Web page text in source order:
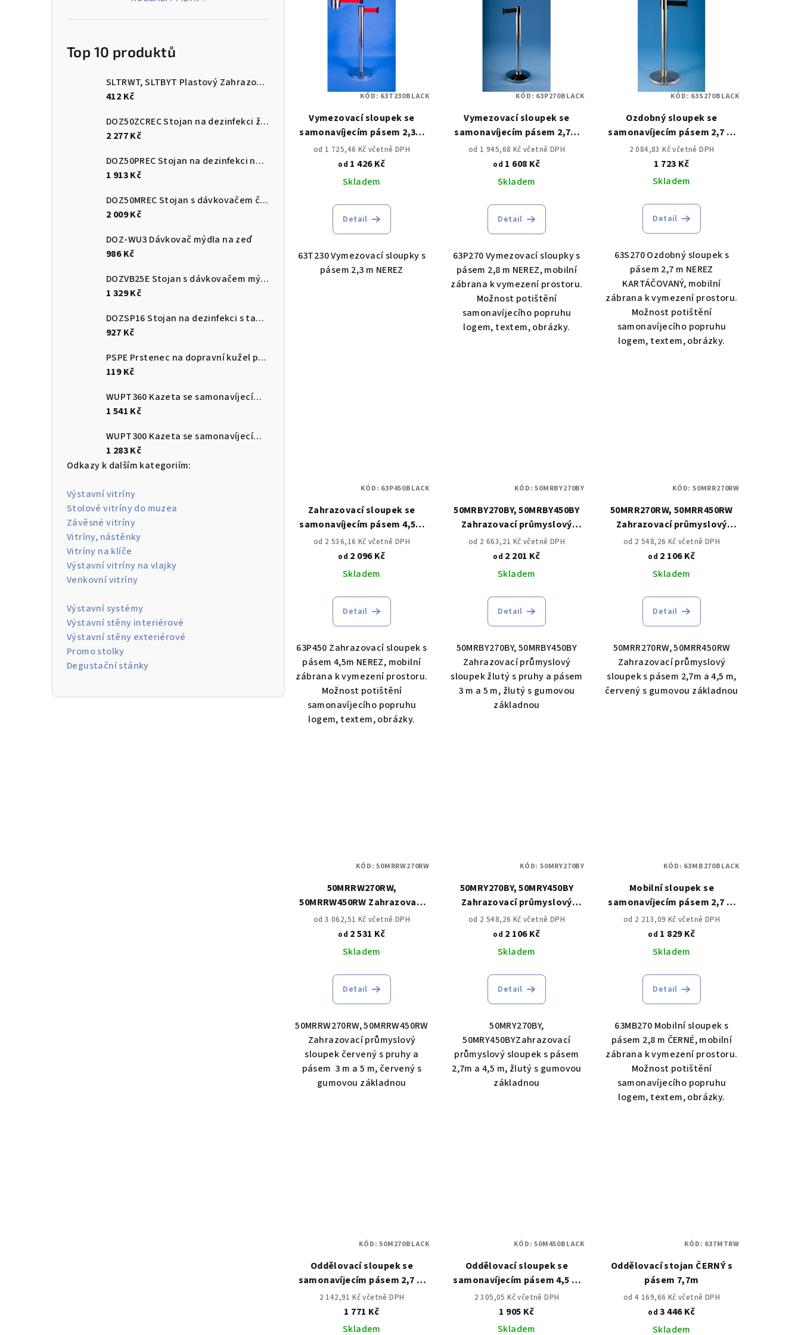
Top 10 produktů
SLTRWT, SLTBYT Plastový Zahrazovací sloupek červenobílý a černožlutý s plnitelnou základnou
412 Kč
DOZ50ZCREC Stojan na dezinfekci žlutočerný
2 277 Kč
DOZ50PREC Stojan na dezinfekci nerez leštěný
1 913 Kč
DOZ50MREC Stojan s dávkovačem černý
2 009 Kč
DOZ-WU3 Dávkovač mýdla na zeď
986 Kč
DOZVB25E Stojan s dávkovačem mýdla
1 329 Kč
DOZSP16 Stojan na dezinfekci s tabulkou na instrukci
927 Kč
PSPE Prstenec na dopravní kužel pro upevnění plastového řetězu
119 Kč
WUPT360 Kazeta se samonavíjecím pásem 3,6m s brzdou a protikusem
1 541 Kč
WUPT300 Kazeta se samonavíjecím pásem 3 m s brzdou a protikusem
1 283 Kč
Odkazy k dalším kategoriím:
Výstavní vitríny
Stolové vitríny do muzea
Závěsné vitríny
Vitríny, nástěnky
Vitríny na klíče
Výstavní vitríny na vlajky
Venkovní vitríny
Výstavní systémy
Výstavní stěny interiérové
Výstavní stěny exteriérové
Promo stolky
Degustační stánky
d
r
ů
Vymezovací sloupek se
samonavíjecím pásem 2,3m
NEREZ
od 1 725,46 Kč včetně DPH
od 1 426 Kč
Skladem
Detail
63T230 Vymezovací sloupky s
pásem 2,3 m NEREZ
KÓD: 63T230BLACK
Vymezovací sloupek se
samonavíjecím pásem 2,7m
NEREZ
od 1 945,68 Kč včetně DPH
od 1 608 Kč
Skladem
Detail
63P270 Vymezovací sloupky s
pásem 2,8 m NEREZ, mobilní
zábrana k vymezení prostoru.
Možnost potištění
samonavíjecího popruhu
logem, textem, obrázky.
KÓD: 63P270BLACK
Ozdobný sloupek se
samonavíjecím pásem 2,7 m
NEREZ KARTÁČOVANÝ
2 084,83 Kč včetně DPH
1 723 Kč
Skladem
Detail
63S270 Ozdobný sloupek s
pásem 2,7 m NEREZ
KARTÁČOVANÝ, mobilní
zábrana k vymezení prostoru.
Možnost potištění
samonavíjecího popruhu
logem, textem, obrázky.
KÓD: 63S270BLACK
Zahrazovací sloupek se
samonavíjecím pásem 4,5m
NEREZ
od 2 536,16 Kč včetně DPH
od 2 096 Kč
Skladem
Detail
63P450 Zahrazovací sloupek s
pásem 4,5m NEREZ, mobilní
zábrana k vymezení prostoru.
Možnost potištění
samonavíjecího popruhu
logem, textem, obrázky.
KÓD: 63P450BLACK
50MRBY270BY, 50MRBY450BY
Zahrazovací průmyslový
sloupek žlutý s pruhy a
pásem 2,7m a 4,5 m, žlutý s
gumovou základnou
od 2 663,21 Kč včetně DPH
od 2 201 Kč
Skladem
Detail
50MRBY270BY, 50MRBY450BY
Zahrazovací průmyslový
sloupek žlutý s pruhy a pásem
3 m a 5 m, žlutý s gumovou
základnou
KÓD:50MRBY270BY
50MRR270RW, 50MRR450RW
Zahrazovací průmyslový
sloupek s pásem 2,7m a 4,5
m, červený s gumovou
základnou
od 2 548,26 Kč včetně DPH
od 2 106 Kč
Skladem
Detail
50MRR270RW, 50MRR450RW
Zahrazovací průmyslový
sloupek s pásem 2,7m a 4,5 m,
červený s gumovou základnou
KÓD: 50MRR270RW
50MRRW270RW,
50MRRW450RW Zahrazovací
průmyslový sloupek červený
s pruhy a pásem 2,7m a 4,5 m,
červený s gumovou
od 3 062,51 Kč včetně DPH
od 2 531 Kč
Skladem
Detail
50MRRW270RW, 50MRRW450RW
Zahrazovací průmyslový
sloupek červený s pruhy a
pásem 3 m a 5 m, červený s
gumovou základnou
KÓD:50MRRW270RW
50MRY270BY, 50MRY450BY
Zahrazovací průmyslový
sloupek s pásem 2,7m a 4,5
m, žlutý s gumovou
základnou
od 2 548,26 Kč včetně DPH
od 2 106 Kč
Skladem
Detail
50MRY270BY,
50MRY450BYZahrazovací
průmyslový sloupek s pásem
2,7m a 4,5 m, žlutý s gumovou
základnou
KÓD: 50MRY270BY
Mobilní sloupek se
samonavíjecím pásem 2,7 m
ČERNÝ
od 2 213,09 Kč včetně DPH
od 1 829 Kč
Skladem
Detail
63MB270 Mobilní sloupek s
pásem 2,8 m ČERNÉ, mobilní
zábrana k vymezení prostoru.
Možnost potištění
samonavíjecího popruhu
logem, textem, obrázky.
KÓD: 63MB270BLACK
Oddělovací sloupek se
samonavíjecím pásem 2,7 m
LAK
2 142,91 Kč včetně DPH
1 771 Kč
Skladem
KÓD:50M270BLACK
Oddělovací sloupek se
samonavíjecím pásem 4,5 m
LAK
2 305,05 Kč včetně DPH
1 905 Kč
Skladem
KÓD:50M450BLACK
Oddělovací stojan ČERNÝ s
pásem 7,7m
od 4 169,66 Kč včetně DPH
od 3 446 Kč
Skladem
KÓD: 637MTRW